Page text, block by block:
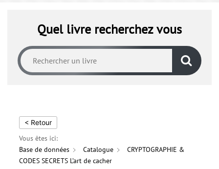
Quel livre recherchez vous
< Retour
Vous êtes ici:
Base de données
Catalogue
CRYPTOGRAPHIE &
CODES SECRETS L’art de cacher